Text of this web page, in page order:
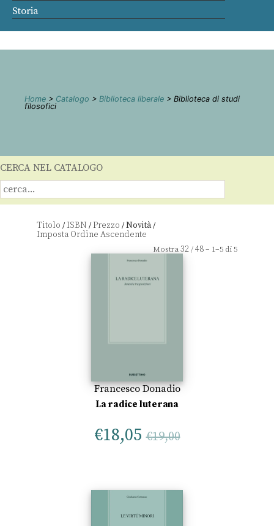
Storia
Home > Catalogo > Biblioteca liberale > Biblioteca di studi
filosofici
CERCA NEL CATALOGO
Titolo /ISBN /Prezzo /Novità/
Mostra32/48– 1–5 di 5
Francesco Donadio
La radice luterana
€18,05 €19,00